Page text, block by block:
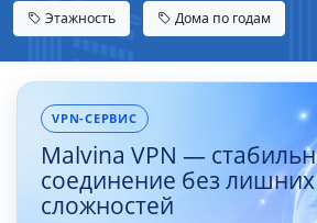
Этажность Дома по годам
VPN-СЕРВИС
Malvina VPN —
соединение без лишних
сложностей